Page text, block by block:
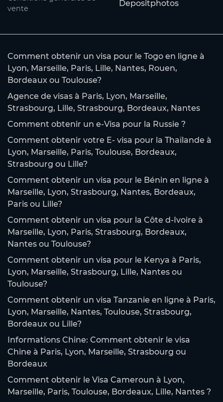
vente
Depositphotos
Comment obtenir un visa pour le Togo en ligne à
Lyon, Marseille, Paris, Lille, Nantes, Rouen,
Bordeaux ou Toulouse?
Agence de visas à Paris, Lyon, Marseille,
Strasbourg, Lille, Strasbourg, Bordeaux, Nantes
Comment obtenir un e-Visa pour la Russie ?
Comment obtenir votre E- visa pour la Thaïlande à
Lyon, Marseille, Paris, Toulouse, Bordeaux,
Strasbourg ou Lille?
Comment obtenir un visa pour le Bénin en ligne à
Marseille, Lyon, Strasbourg, Nantes, Bordeaux,
Paris ou Lille?
Comment obtenir un visa pour la Côte d-Ivoire à
Marseille, Lyon, Paris, Strasbourg, Bordeaux,
Nantes ou Toulouse?
Comment obtenir un visa pour le Kenya à Paris,
Lyon, Marseille, Strasbourg, Lille, Nantes ou
Toulouse?
Comment obtenir un visa Tanzanie en ligne à Paris,
Lyon, Marseille, Nantes, Toulouse, Strasbourg,
Bordeaux ou Lille?
Informations Chine: Comment obtenir le visa
Chine à Paris, Lyon, Marseille, Strasbourg ou
Bordeaux
Comment obtenir le Visa Cameroun à Lyon,
Marseille, Paris, Toulouse, Bordeaux, Lille, Nantes ?